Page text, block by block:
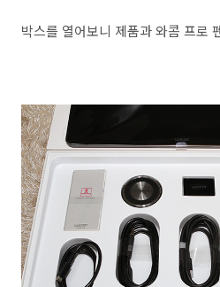
박스를 열어보니 제품과 와콤 프로